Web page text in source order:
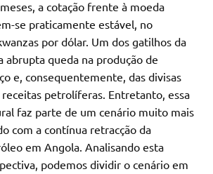
a cotação frente à moeda
se praticamente estável, no
por dólar. Um dos gatilhos da
abrupta queda na produção de
e, consequentemente, das divisas
petrolíferas. Entretanto, essa
faz parte de um cenário muito mais
com a contínua retracção da
em Angola. Analisando esta
podemos dividir o cenário em